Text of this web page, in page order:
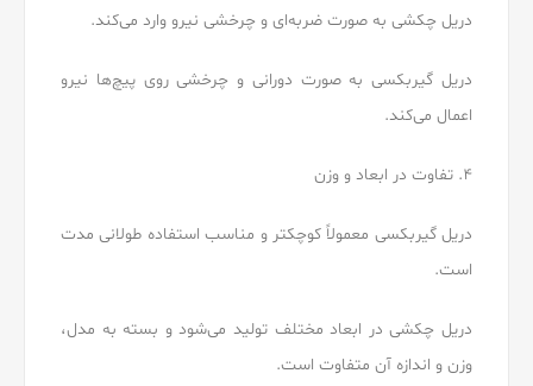
دریل چکشی به صورت ضربه‌ای و چرخشی نیرو وارد می‌کند.
دریل گیربکسی به صورت دورانی و چرخشی روی پیچ‌ها نیرو
اعمال می‌کند.
۴. تفاوت در ابعاد و وزن
دریل گیربکسی معمولاً کوچکتر و مناسب استفاده طولانی مدت
است.
دریل چکشی در ابعاد مختلف تولید می‌شود و بسته به مدل،
وزن و اندازه آن متفاوت است.